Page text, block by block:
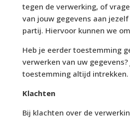
tegen de verwerking, of
van jouw gegevens aan
partij. Hiervoor kunnen we
Heb je eerder toestemming
verwerken van uw gegevens?
toestemming altijd intrekken.
Klachten
Bij klachten over de